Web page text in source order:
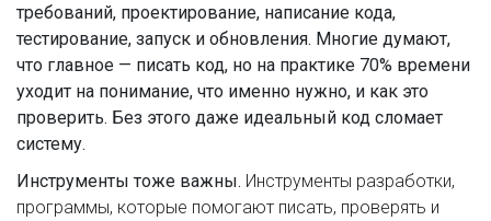
требований, проектирование, написание кода,
тестирование, запуск и обновления. Многие думают,
что главное — писать код, но на практике 70% времени
уходит на понимание, что именно нужно, и как это
проверить. Без этого даже идеальный код сломает
систему.
Инструменты тоже важны. Инструменты разработки,
программы, которые помогают писать, проверять и